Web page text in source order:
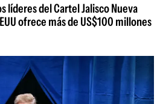
líderes del Cartel Jalisco Nueva
ofrece más de US$100 millones